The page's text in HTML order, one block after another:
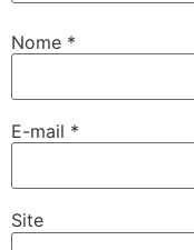
Nome *
E-mail *
Site